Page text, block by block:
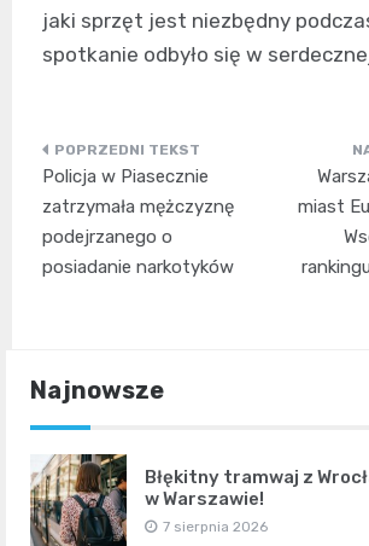
jaki sprzęt jest niezbędny podczas
spotkanie odbyło się w
Nawigacja
wpisu
Policja w Piasecznie
zatrzymała mężczyznę
podejrzanego o
posiadanie narkotyków
miast
Najnowsze
Błękitny tramwaj z
w Warszawie!
7 sierpnia 2026